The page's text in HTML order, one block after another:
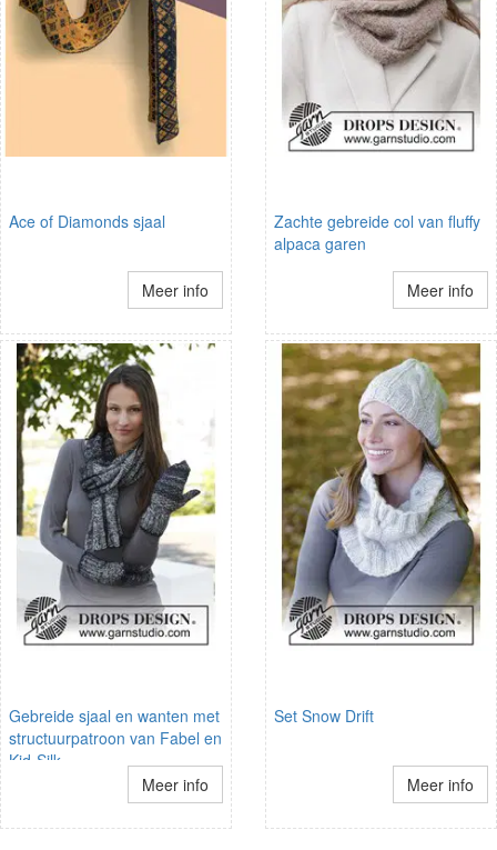
Ace of Diamonds sjaal
Meer info
Zachte gebreide col van fluffy
alpaca garen
Meer info
Gebreide sjaal en wanten met
structuurpatroon van Fabel en
Kid-Silk.
Meer info
Set Snow Drift
Meer info